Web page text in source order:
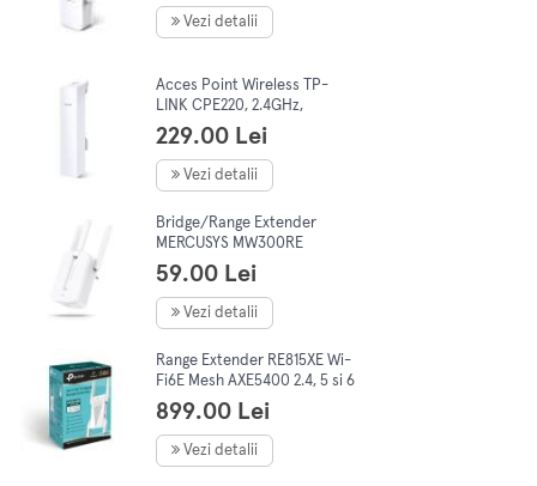
Vezi detalii
Acces Point Wireless TP-
LINK CPE220, 2.4GHz,
Exterior High Power,
300Mbps
229.00 Lei
Vezi detalii
Bridge/Range Extender
MERCUSYS MW300RE
59.00 Lei
Vezi detalii
Range Extender RE815XE Wi-
Fi6E Mesh AXE5400 2.4, 5 si 6
TriBand 4antene 1port
Gigabit Alb
899.00 Lei
Vezi detalii